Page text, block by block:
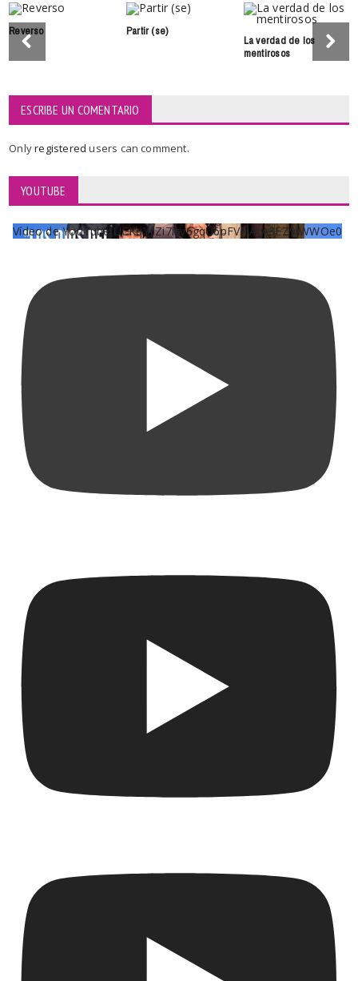
Reverso Partir (se)
La verdad de los
mentirosos
ESCRIBE UN COMENTARIO
Onlyregisteredusers can comment.
YOUTUBE
Vídeo de YouTube UCKqYjiZi7lzy6gqU6pFVFiA_A3EZ9JWWOe0